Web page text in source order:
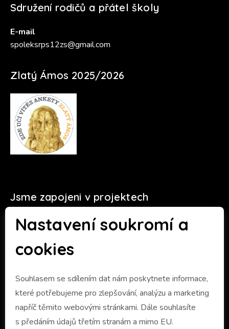
Nastavení soukromí a
cookies
Souhlasem se sdílením dat nám poskytnete informace,
které potřebujeme pro zlepšování, analýzu a marketing
napříč těmito webovými stránkami. Dále souhlasíte
s předáním údajů třetím stranám a mimo EU.
Sdružení rodičů a přátel školy
E-mail
spoleksrps12zs@gmail.com
Zlatý Ámos 2025/2026
Jsme zapojeni v projektech